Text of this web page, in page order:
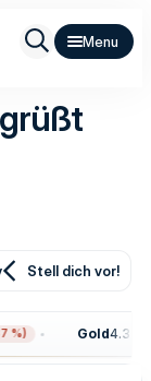
Stell dich vor!
%) Gold